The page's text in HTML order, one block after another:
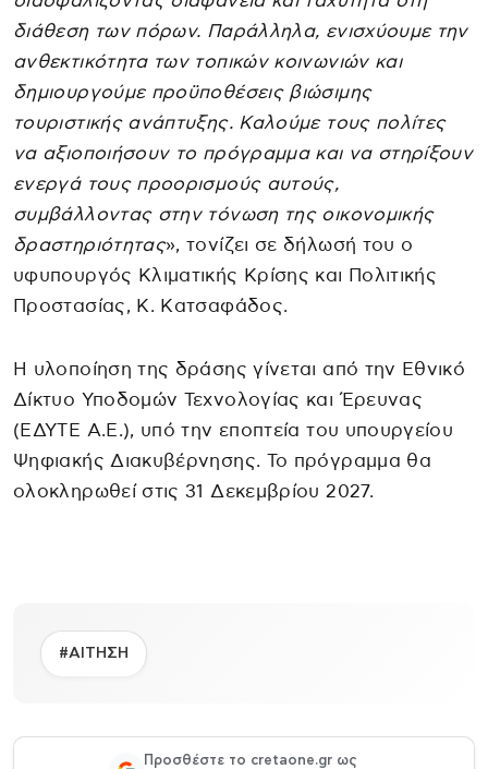
διάθεση των πόρων. Παράλληλα, ενισχύουμε την
ανθεκτικότητα των τοπικών κοινωνιών και
δημιουργούμε προϋποθέσεις βιώσιμης
τουριστικής ανάπτυξης. Καλούμε τους πολίτες
να αξιοποιήσουν το πρόγραμμα και να στηρίξουν
ενεργά τους προορισμούς αυτούς,
συμβάλλοντας στην τόνωση της οικονομικής
δραστηριότητας», τονίζει σε δήλωσή του ο
υφυπουργός Κλιματικής Κρίσης και Πολιτικής
Προστασίας, K. Kατσαφάδος.
Η υλοποίηση της δράσης γίνεται από την Εθνικό
Δίκτυο Υποδομών Τεχνολογίας και Έρευνας
(ΕΔΥΤΕ Α.Ε.), υπό την εποπτεία του υπουργείου
Ψηφιακής Διακυβέρνησης. Το πρόγραμμα θα
ολοκληρωθεί στις 31 Δεκεμβρίου 2027.
#ΑΙΤΗΣΗ
Προσθέστε το cretaone.gr ως